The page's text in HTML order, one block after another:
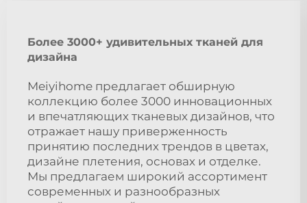
Более 3000+ удивительных тканей для
дизайна
Meiyihome предлагает обширную
коллекцию более 3000 инновационных
и впечатляющих тканевых дизайнов, что
отражает нашу приверженность
принятию последних трендов в цветах,
дизайне плетения, основах и отделке.
Мы предлагаем широкий ассортимент
современных и разнообразных